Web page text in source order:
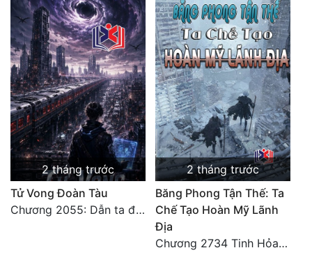
2 tháng trước
Tử Vong Đoàn Tàu
Chương 2055: Dẫn ta đi đại kết cục
2 tháng trước
Băng Phong Tận Thế: Ta
Chế Tạo Hoàn Mỹ Lãnh
Địa
Chương 2734 Tinh Hỏa (Đại kết cục) (2)